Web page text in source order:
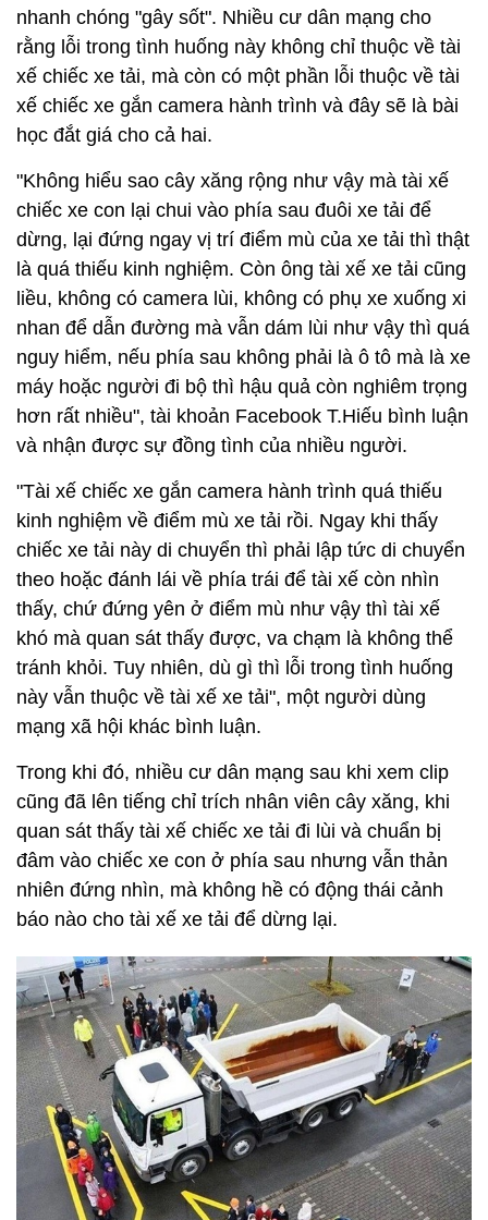
nhanh chóng "gây sốt". Nhiều cư dân mạng cho
rằng lỗi trong tình huống này không chỉ thuộc về tài
xế chiếc xe tải, mà còn có một phần lỗi thuộc về tài
xế chiếc xe gắn camera hành trình và đây sẽ là bài
học đắt giá cho cả hai.
"Không hiểu sao cây xăng rộng như vậy mà tài xế
chiếc xe con lại chui vào phía sau đuôi xe tải để
dừng, lại đứng ngay vị trí điểm mù của xe tải thì thật
là quá thiếu kinh nghiệm. Còn ông tài xế xe tải cũng
liều, không có camera lùi, không có phụ xe xuống xi
nhan để dẫn đường mà vẫn dám lùi như vậy thì quá
nguy hiểm, nếu phía sau không phải là ô tô mà là xe
máy hoặc người đi bộ thì hậu quả còn nghiêm trọng
hơn rất nhiều", tài khoản Facebook T.Hiếu bình luận
và nhận được sự đồng tình của nhiều người.
"Tài xế chiếc xe gắn camera hành trình quá thiếu
kinh nghiệm về điểm mù xe tải rồi. Ngay khi thấy
chiếc xe tải này di chuyển thì phải lập tức di chuyển
theo hoặc đánh lái về phía trái để tài xế còn nhìn
thấy, chứ đứng yên ở điểm mù như vậy thì tài xế
khó mà quan sát thấy được, va chạm là không thể
tránh khỏi. Tuy nhiên, dù gì thì lỗi trong tình huống
này vẫn thuộc về tài xế xe tải", một người dùng
mạng xã hội khác bình luận.
Trong khi đó, nhiều cư dân mạng sau khi xem clip
cũng đã lên tiếng chỉ trích nhân viên cây xăng, khi
quan sát thấy tài xế chiếc xe tải đi lùi và chuẩn bị
đâm vào chiếc xe con ở phía sau nhưng vẫn thản
nhiên đứng nhìn, mà không hề có động thái cảnh
báo nào cho tài xế xe tải để dừng lại.